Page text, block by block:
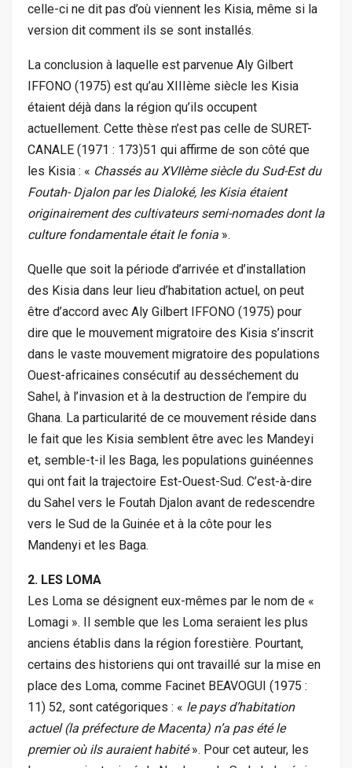
celle-ci ne dit pas d’où viennent les Kisia, même si la
version dit comment ils se sont installés.
La conclusion à laquelle est parvenue Aly Gilbert
IFFONO (1975) est qu’au XIIIème siècle les Kisia
étaient déjà dans la région qu’ils occupent
actuellement. Cette thèse n’est pas celle de SURET-
CANALE (1971 : 173)51 qui affirme de son côté que
les Kisia : « Chassés au XVIIème siècle du Sud-Est du
Foutah- Djalon par les Dialoké, les Kisia étaient
originairement des cultivateurs semi-nomades dont la
culture fondamentale était le fonia ».
Quelle que soit la période d’arrivée et d’installation
des Kisia dans leur lieu d’habitation actuel, on peut
être d’accord avec Aly Gilbert IFFONO (1975) pour
dire que le mouvement migratoire des Kisia s’inscrit
dans le vaste mouvement migratoire des populations
Ouest-africaines consécutif au desséchement du
Sahel, à l’invasion et à la destruction de l’empire du
Ghana. La particularité de ce mouvement réside dans
le fait que les Kisia semblent être avec les Mandeyi
et, semble-t-il les Baga, les populations guinéennes
qui ont fait la trajectoire Est-Ouest-Sud. C’est-à-dire
du Sahel vers le Foutah Djalon avant de redescendre
vers le Sud de la Guinée et à la côte pour les
Mandenyi et les Baga.
2. LES LOMA
Les Loma se désignent eux-mêmes par le nom de «
Lomagi ». Il semble que les Loma seraient les plus
anciens établis dans la région forestière. Pourtant,
certains des historiens qui ont travaillé sur la mise en
place des Loma, comme Facinet BEAVOGUI (1975 :
11) 52, sont catégoriques : « le pays d’habitation
actuel (la préfecture de Macenta) n’a pas été le
premier où ils auraient habité». Pour cet auteur, les